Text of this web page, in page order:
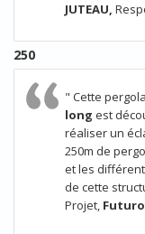
JUTEAU,
250
" Cette
long est
réaliser un
250m de
et les
de cette
Projet,